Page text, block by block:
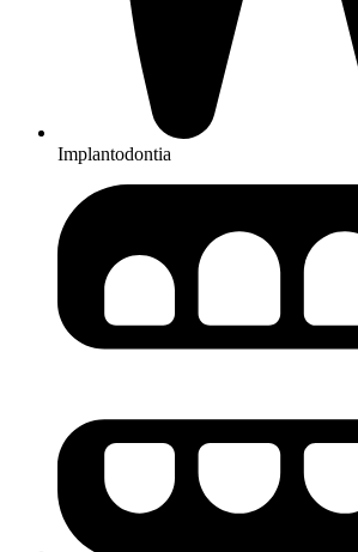
Implantodontia